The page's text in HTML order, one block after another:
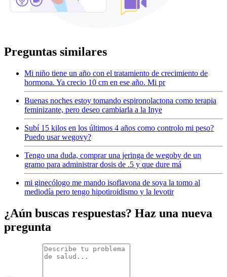
Preguntas similares
Mi niño tiene un año con el tratamiento de crecimiento de
hormona. Ya crecio 10 cm en ese año. Mi pr
Buenas noches estoy tomando espironolactona como terapia
feminizante, pero deseo cambiarla a la Inye
Subí 15 kilos en los últimos 4 años como controlo mi peso?
Puedo usar wegovy?
Tengo una duda, comprar una jeringa de wegoby de un
gramo para administrar dosis de .5 y que dure má
mi ginecólogo me mando isoflavona de soya la tomo al
mediodía pero tengo hipotiroidismo y la levotir
¿Aún buscas respuestas? Haz una nueva
pregunta